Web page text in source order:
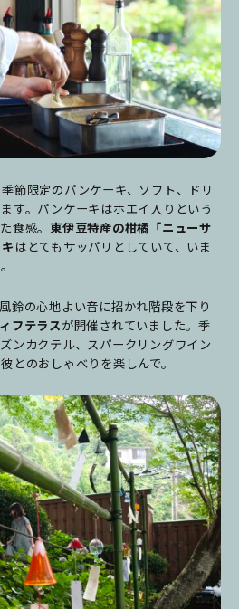
季節限定のパンケーキ、ソフト、ドリ
す。パンケーキはホエイ入りという
食感。 東伊豆特産の柑橘「ニューサ
はとてもサッパリとしていて、いま
鈴の心地よい音に招かれ階段を下り
フテラスが開催されていました。季
ンカクテル、スパークリングワイン
とのおしゃべりを楽しんで。